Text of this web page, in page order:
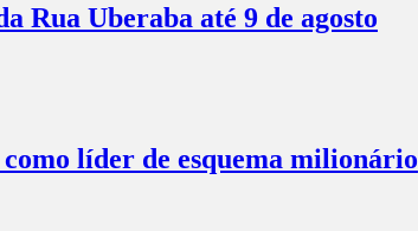
Rua Uberaba até 9 de agosto
líder de esquema milionário